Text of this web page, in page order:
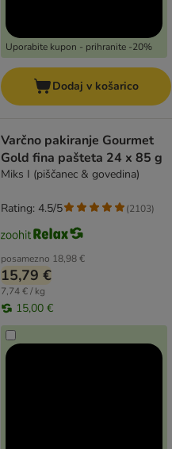
Uporabite kupon - prihranite -20%
Dodaj v košarico
Varčno pakiranje Gourmet
Gold fina pašteta 24 x 85 g
Miks I (piščanec & govedina)
posamezno 18,98 €
15,79 €
7,74 € / kg
15,00 €
Rating: 4.5/5 (2103)